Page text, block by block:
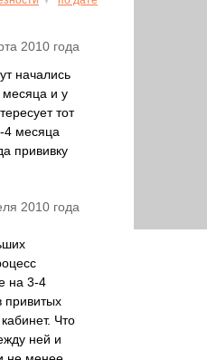
2010 года
начались
месяца и у
тот
4 месяца
прививку
2010 года
на 3-4
привитых
Что
ней и